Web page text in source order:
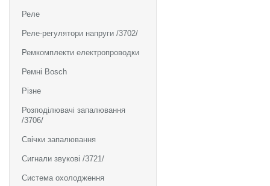
Реле
Реле-регулятори напруги /3702/
Ремкомплекти електропроводки
Ремні Bosch
Різне
Розподілювачі запалювання
/3706/
Свічки запалювання
Сигнали звукові /3721/
Система охолодження